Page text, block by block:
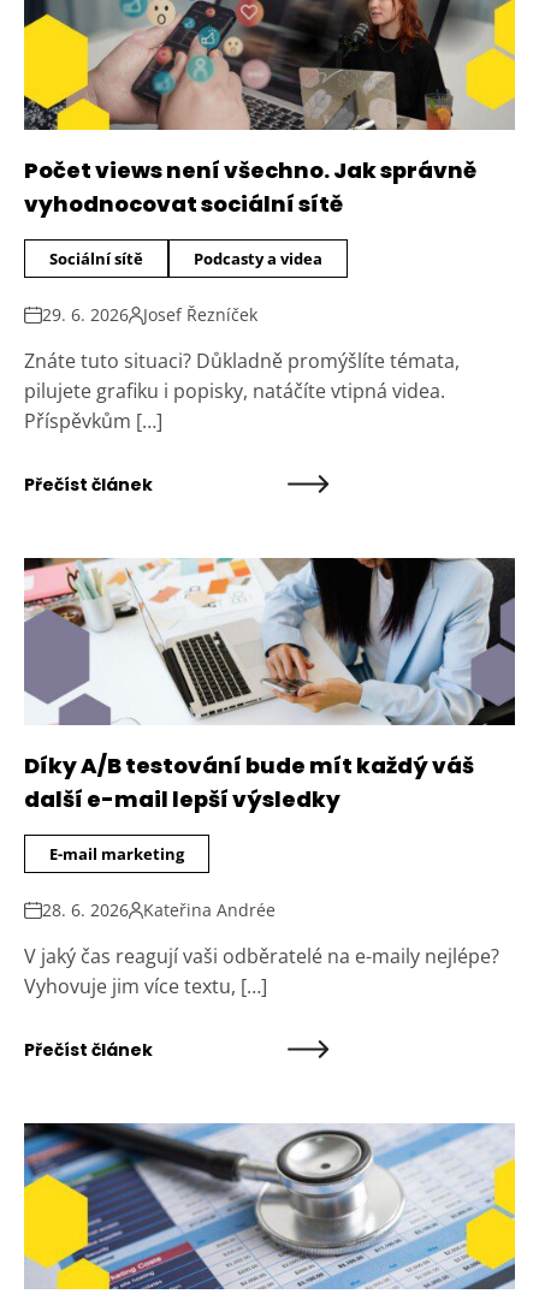
Počet views není všechno. Jak správně
vyhodnocovat sociální sítě
Sociální sítě Podcasty a videa
29. 6. 2026 Josef Řezníček
Znáte tuto situaci? Důkladně promýšlíte témata,
pilujete grafiku i popisky, natáčíte vtipná videa.
Příspěvkům […]
Přečíst článek
Díky A/B testování bude mít každý váš
další e-mail lepší výsledky
E-mail marketing
28. 6. 2026 Kateřina Andrée
V jaký čas reagují vaši odběratelé na e-maily nejlépe?
Vyhovuje jim více textu, […]
Přečíst článek